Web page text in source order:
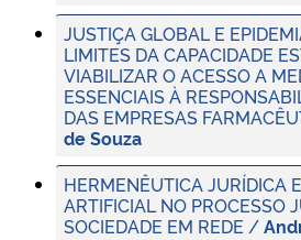
JUSTIÇA GLOBAL E
LIMITES DA CAPACIDADE
VIABILIZAR O ACESSO A
ESSENCIAIS À
DAS EMPRESAS
de Souza
HERMENÊUTICA JURÍDICA
ARTIFICIAL NO PROCESSO
SOCIEDADE EM REDE /